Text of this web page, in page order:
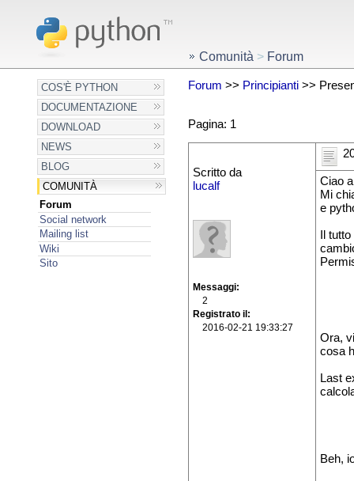
COS'È PYTHON
DOCUMENTAZIONE
DOWNLOAD
NEWS
BLOG
COMUNITÀ
Forum
Social network
Mailing list
Wiki
Sito
Comunità > Forum
Forum >> Principianti>>
Pagina: 1
Scritto da
lucalf
Messaggi
2
Registrato il
2016-02-21 19:33:27
Ciao
Mi
e
Il
Ora,
cosa
Last
Beh,